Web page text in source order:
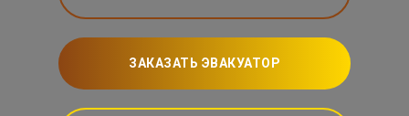
ЗАКАЗАТЬ ЭВАКУАТОР